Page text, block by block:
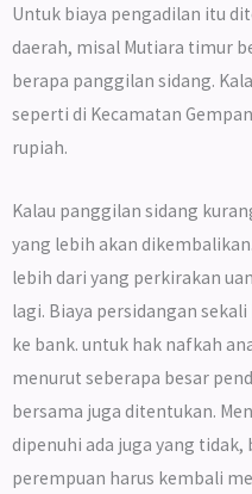
Untuk biaya pengadilan itu
daerah, misal Mutiara timur
berapa panggilan sidang.
seperti di Kecamatan
rupiah.
Kalau panggilan sidang
yang lebih akan
lebih dari yang perkirakan
lagi. Biaya persidangan
ke bank. untuk hak nafkah
menurut seberapa besar
bersama juga ditentukan.
dipenuhi ada juga yang
perempuan harus kembali